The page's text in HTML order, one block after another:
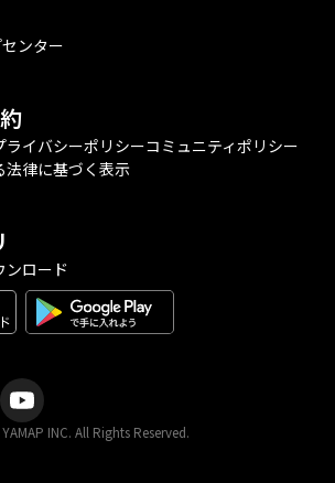
ンター
ライバシーポリシーコミュニティポリシー
法律に基づく表示
ンロード
INC. All Rights Reserved.